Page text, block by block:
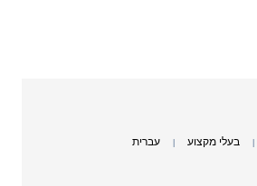
בעלי מקצוע עברית